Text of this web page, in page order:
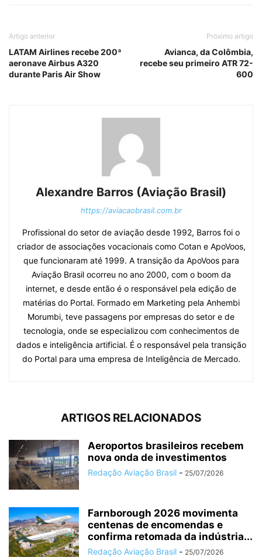
Artigo anterior
LATAM Airlines recebe 200ª
aeronave Airbus A320
durante Paris Air Show
Próximo artigo
Avianca, da Colômbia,
recebe seu primeiro ATR 72-
600
Alexandre Barros (Aviação Brasil)
https://aviacaobrasil.com.br
Profissional do setor de aviação desde 1992, Barros foi o
criador de associações vocacionais como Cotan e ApoVoos,
que funcionaram até 1999. A transição da ApoVoos para
Aviação Brasil ocorreu no ano 2000, com o boom da
internet, e desde então é o responsável pela edição de
matérias do Portal. Formado em Marketing pela Anhembi
Morumbi, teve passagens por empresas do setor e de
tecnologia, onde se especializou com conhecimentos de
dados e inteligência artificial. É o responsável pela transição
do Portal para uma empresa de Inteligência de Mercado.
ARTIGOS RELACIONADOS
Aeroportos brasileiros recebem
nova onda de investimentos
Redação Aviação Brasil - 25/07/2026
Farnborough 2026 movimenta
centenas de encomendas e
confirma retomada da indústria...
Redação Aviação Brasil - 25/07/2026